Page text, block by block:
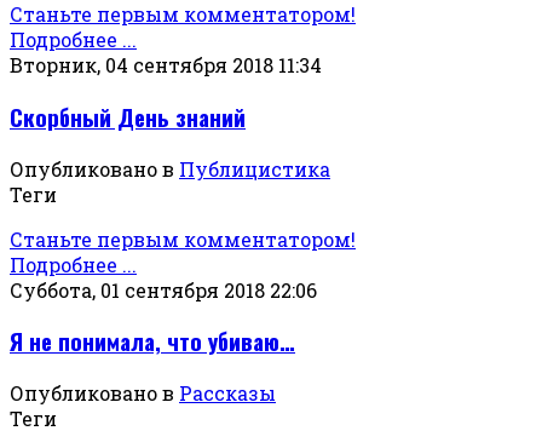
Станьте первым комментатором!
Подробнее ...
Вторник, 04 сентября 2018 11:34
Скорбный День знаний
Опубликовано в Публицистика
Теги
Станьте первым комментатором!
Подробнее ...
Суббота, 01 сентября 2018 22:06
Я не понимала, что убиваю…
Опубликовано в Рассказы
Теги